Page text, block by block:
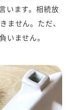
います。相続放
ません。ただ、
いません。